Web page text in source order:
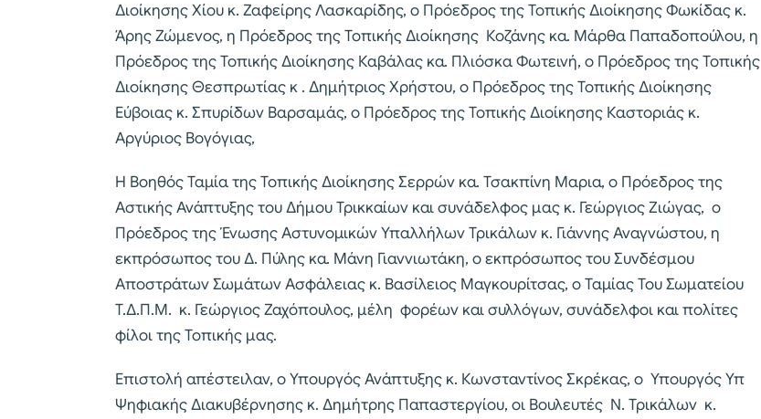
Διοίκησης Χίου κ. Ζαφείρης Λασκαρίδης, ο Πρόεδρος της Τοπικής Διοίκησης Φωκίδας κ.
Άρης Ζώμενος, η Πρόεδρος της Τοπικής Διοίκησης Κοζάνης κα. Μάρθα Παπαδοπούλου, η
Πρόεδρος της Τοπικής Διοίκησης Καβάλας κα. Πλιόσκα Φωτεινή, ο Πρόεδρος της Τοπικής
Διοίκησης Θεσπρωτίας κ . Δημήτριος Χρήστου, ο Πρόεδρος της Τοπικής Διοίκησης
Εύβοιας κ. Σπυρίδων Βαρσαμάς, ο Πρόεδρος της Τοπικής Διοίκησης Καστοριάς κ.
Αργύριος Βογόγιας,
Η Βοηθός Ταμία της Τοπικής Διοίκησης Σερρών κα. Τσακπίνη Μαρια, ο Πρόεδρος της
Αστικής Ανάπτυξης του Δήμου Τρικκαίων και συνάδελφος μας κ. Γεώργιος Ζιώγας, ο
Πρόεδρος της Ένωσης Αστυνομικών Υπαλλήλων Τρικάλων κ. Γιάννης Αναγνώστου, η
εκπρόσωπος του Δ. Πύλης κα. Μάνη Γιαννιωτάκη, ο εκπρόσωπος του Συνδέσμου
Αποστράτων Σωμάτων Ασφάλειας κ. Βασίλειος Μαγκουρίτσας, ο Ταμίας Του Σωματείου
Τ.Δ.Π.Μ. κ. Γεώργιος Ζαχόπουλος, μέλη φορέων και συλλόγων, συνάδελφοι και πολίτες
φίλοι της Τοπικής μας.
Επιστολή απέστειλαν, ο Υπουργός Ανάπτυξης κ. Κωνσταντίνος Σκρέκας, ο Υπουργός Υπ
Ψηφιακής Διακυβέρνησης κ. Δημήτρης Παπαστεργίου, οι Βουλευτές Ν. Τρικάλων κ.